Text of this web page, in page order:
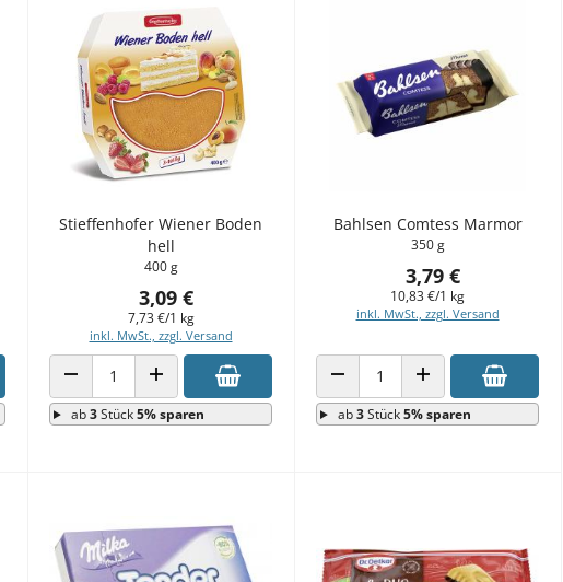
Stieffenhofer Wiener Boden
hell
400 g
3,09 €
7,73 €/1 kg
inkl. MwSt., zzgl. Versand
ANZAHL VERRINGERNANZAHL ERHÖHEN
ab3Stück5% sparen
Bahlsen Comtess Marmor
350 g
3,79 €
10,83 €/1 kg
inkl. MwSt., zzgl. Versand
ANZAHL VERRINGERNANZAHL ERHÖHEN
ab3Stück5% sparen